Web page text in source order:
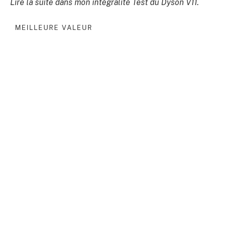
Lire la suite dans mon intégralité Test du Dyson V11.
MEILLEURE VALEUR